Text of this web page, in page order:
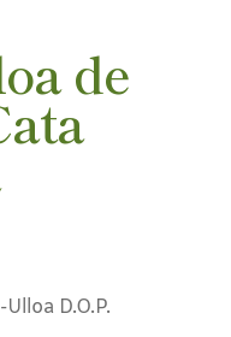
de
D.O.P.